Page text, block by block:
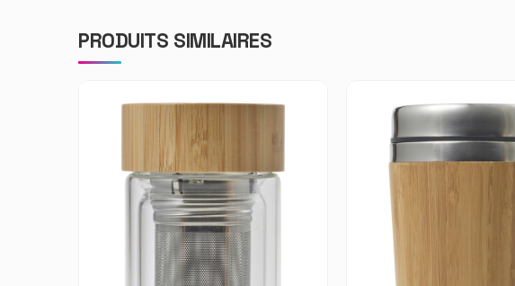
PRODUITS SIMILAIRES